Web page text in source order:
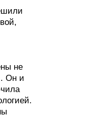
не
Он и